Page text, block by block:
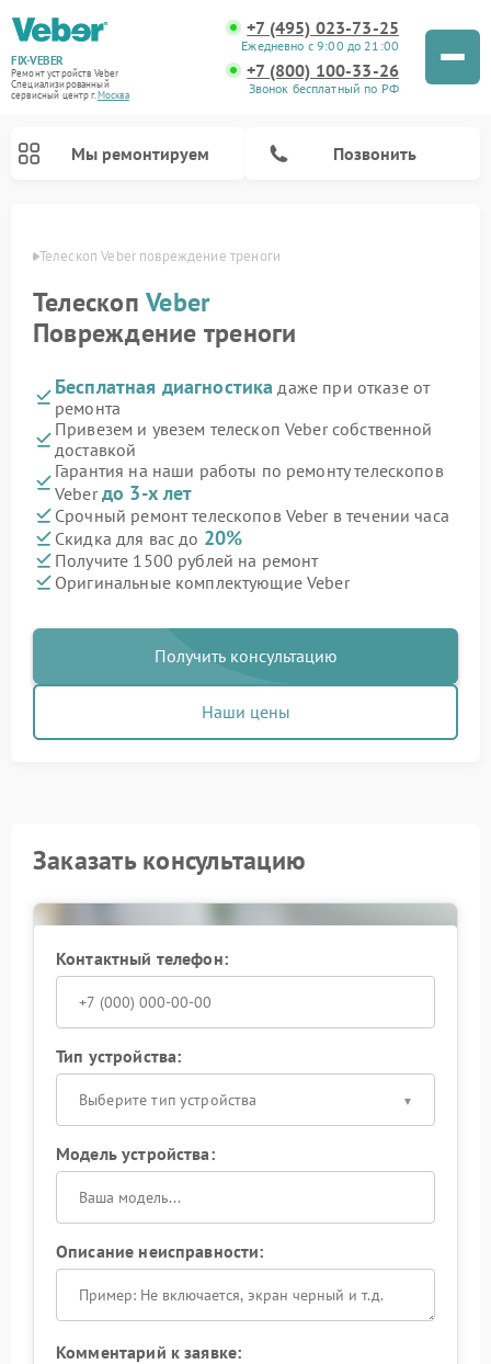
FIX-VEBER
Ремонт устройств Veber
Специализированный
cервисный центр г.Москва
+7 (495) 023-73-25
Ежедневно с 9:00 до 21:00
+7 (800) 100-33-26
Звонок бесплатный по РФ
Мы ремонтируем Позвонить
Телескоп Veber повреждение треноги
ТелескопVeber
Повреждение треноги
Бесплатная диагностика даже при отказе от
ремонта
Привезем и увезем телескоп Veber собственной
доставкой
Гарантия на наши работы по ремонту телескопов
Veberдо 3-х лет
Срочный ремонт телескопов Veber в течении часа
Скидка для вас до 20%
Получите 1500 рублей на ремонт
Оригинальные комплектующие Veber
Получить консультацию
Наши цены
Заказать консультацию
Контактный телефон:
Тип устройства:
Выберите тип устройства
Модель устройства:
Описание неисправности:
Комментарий к заявке: